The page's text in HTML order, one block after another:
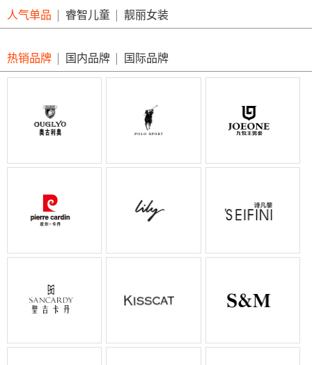
人气单品 睿智儿童 靓丽女装
热销品牌 国内品牌 国际品牌
低至2折 低至99
皮尔卡丹 低至1折
低至3折